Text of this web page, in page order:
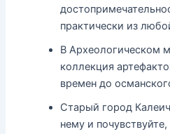
практически из
В Археологическом
коллекция
времен до
Старый город
нему и